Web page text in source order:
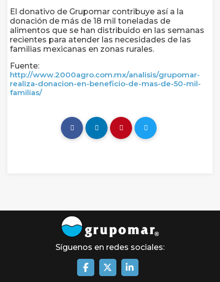
El donativo de Grupomar contribuye así a la
donación de más de 18 mil toneladas de
alimentos que se han distribuido en las semanas
recientes para atender las necesidades de las
familias mexicanas en zonas rurales.
Fuente:
http://www.2000agro.com.mx/analisis/grupomar-
realiza-donacion-en-beneficio-de-mas-de-50-mil-
familias/
Síguenos en redes sociales: